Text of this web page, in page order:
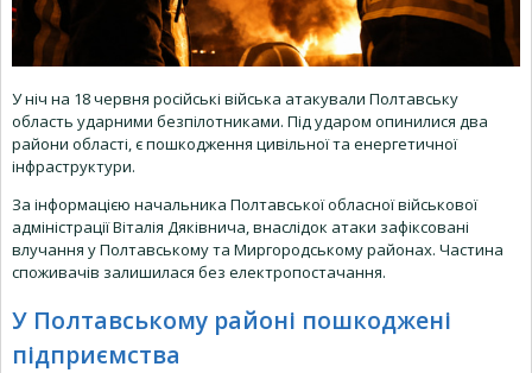
У ніч на 18 червня російські війська атакували Полтавську
область ударними безпілотниками. Під ударом опинилися два
райони області, є пошкодження цивільної та енергетичної
інфраструктури.
За інформацією начальника Полтавської обласної військової
адміністрації Віталія Дяківнича, внаслідок атаки зафіксовані
влучання у Полтавському та Миргородському районах. Частина
споживачів залишилася без електропостачання.
У Полтавському районі пошкоджені
підприємства